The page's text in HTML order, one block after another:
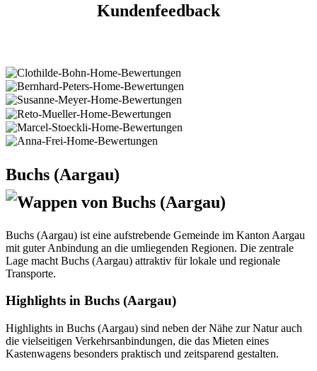
Kundenfeedback
Buchs (Aargau)
Buchs (Aargau) ist eine aufstrebende Gemeinde im Kanton Aargau
mit guter Anbindung an die umliegenden Regionen. Die zentrale
Lage macht Buchs (Aargau) attraktiv für lokale und regionale
Transporte.
Highlights in Buchs (Aargau)
Highlights in Buchs (Aargau) sind neben der Nähe zur Natur auch
die vielseitigen Verkehrsanbindungen, die das Mieten eines
Kastenwagens besonders praktisch und zeitsparend gestalten.